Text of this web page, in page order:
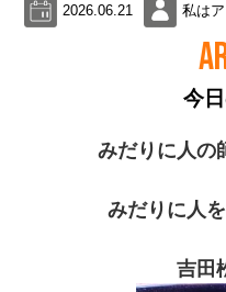
2026.06.21 私は
今